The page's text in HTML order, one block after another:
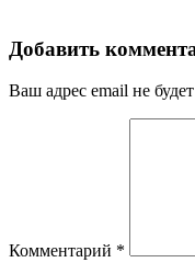
Добавить
Ваш адрес email не
Комментарий *